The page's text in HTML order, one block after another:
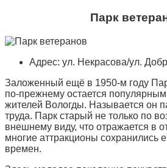
Парк
Адрес: ул. Некрасова/ул.
Заложенный ещё в 1950-м году
по-прежнему остается
жителей Вологды. Называется он
труда. Парк старый не только по
внешнему виду, что отражается в
многие аттракционы сохранились
времен.